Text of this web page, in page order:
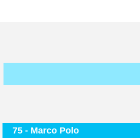
75 - Marco Polo